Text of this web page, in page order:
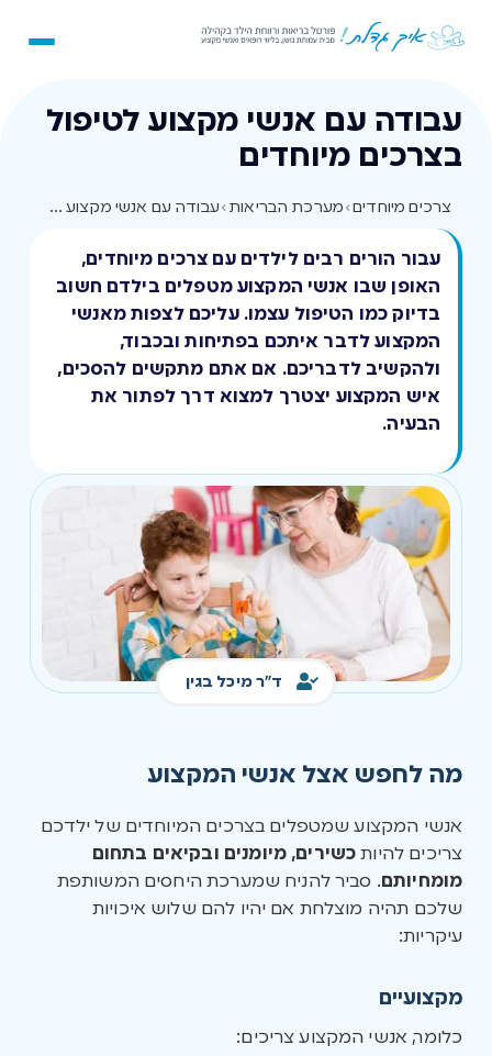
עבודה עם אנשי מקצוע לטיפול
בצרכים מיוחדים
צרכים מיוחדים›מערכת הבריאות› עבודה עם אנשי מקצוע לטיפול בצרכים מיוחדים
עבור הורים רבים לילדים עם צרכים מיוחדים,
האופן שבו אנשי המקצוע מטפלים בילדם חשוב
בדיוק כמו הטיפול עצמו. עליכם לצפות מאנשי
המקצוע לדבר איתכם בפתיחות ובכבוד,
ולהקשיב לדבריכם. אם אתם מתקשים להסכים,
איש המקצוע יצטרך למצוא דרך לפתור את
הבעיה.
ד"ר מיכל בגין
מה לחפש אצל אנשי המקצוע
אנשי המקצוע שמטפלים בצרכים המיוחדים של ילדכם
צריכים להיות כשירים, מיומנים ובקיאים בתחום
מומחיותם. סביר להניח שמערכת היחסים המשותפת
שלכם תהיה מוצלחת אם יהיו להם שלוש איכויות
עיקריות:
מקצועיים
כלומר, אנשי המקצוע צריכים: